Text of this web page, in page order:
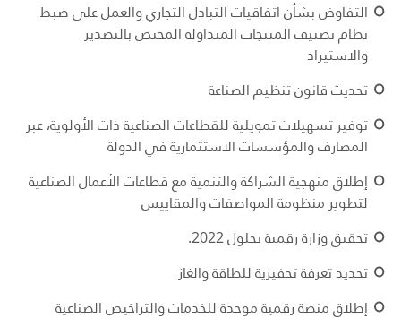
التفاوض بشأن اتفاقيات التبادل التجاري والعمل على ضبط
نظام تصنيف المنتجات المتداولة المختص بالتصدير
والاستيراد
تحديث قانون تنظيم الصناعة
توفير تسهيلات تمويلية للقطاعات الصناعية ذات الأولوية، عبر
المصارف والمؤسسات الاستثمارية في الدولة
إطلاق منهجية الشراكة والتنمية مع قطاعات الأعمال الصناعية
لتطوير منظومة المواصفات والمقاييس
تحقيق وزارة رقمية بحلول 2022
.
تحديد تعرفة تحفيزية للطاقة والغاز
إطلاق منصة رقمية موحدة للخدمات والتراخيص الصناعية